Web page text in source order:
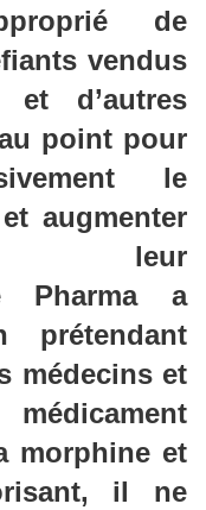
de
vendus
d’autres
point pour
le
augmenter
Pharmaa
prétendant
médecins et
morphine et
il ne